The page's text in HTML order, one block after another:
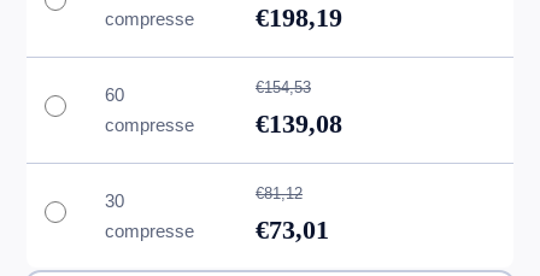
compresse
€198,19
60
compresse
€154,53
€139,08
30
compresse
€81,12
€73,01